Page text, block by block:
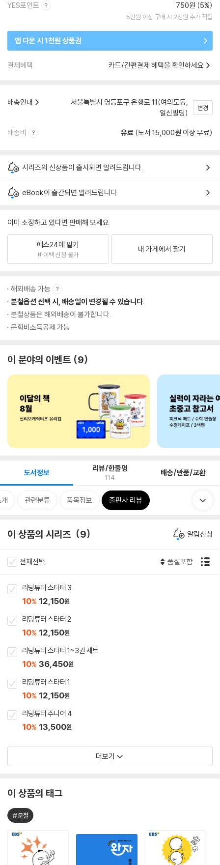
YES포인트 750원 (5%)
5만원 이상 구매 시 2천원 추가 적립
앱 다운 시 1천원 상품권
결제혜택 카드/간편결제 혜택을 확인하세요
배송안내
서울특별시 영등포구 은행로 11(여의도동,
일신빌딩)
변경
배송비 유료 (도서 15,000원 이상 무료)
시리즈의 신상품이 출시되면 알려드립니다.
eBook이 출간되면 알려드립니다.
이미 소장하고 있다면 판매해 보세요.
예스24에 팔기
바이백 신청 불가
내 가게에서 팔기
해외배송 가능
분철옵션 선택 시, 배송일이 변경될 수 있습니다.
분철상품은 해외배송이 불가합니다.
문화비소득공제 가능
이 분야의 이벤트 9
도서정보 리뷰/한줄평
114 배송/반품/교환
관련분류 품목정보 출판사 리뷰
이 상품의 시리즈 9 알림신청
전체선택 품절포함
리딩튜터 스타터 3
10% 12,150원
리딩튜터 스타터 2
10% 12,150원
리딩튜터 스타터 1~3권 세트
10% 36,450원
리딩튜터 스타터 1
10% 12,150원
리딩튜터 주니어 4
10% 13,500원
더보기
이 상품의 태그
#분철